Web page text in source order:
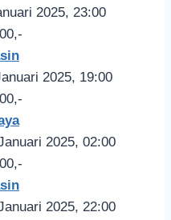
2025, 23:00
2025, 19:00
2025, 02:00
2025, 22:00